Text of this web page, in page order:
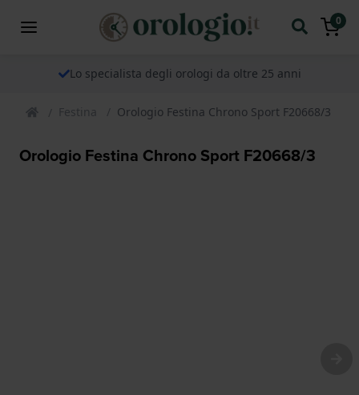
0
Lo specialista degli orologi da oltre 25 anni
Festina Orologio Festina Chrono Sport F20668/3
Orologio Festina Chrono Sport F20668/3